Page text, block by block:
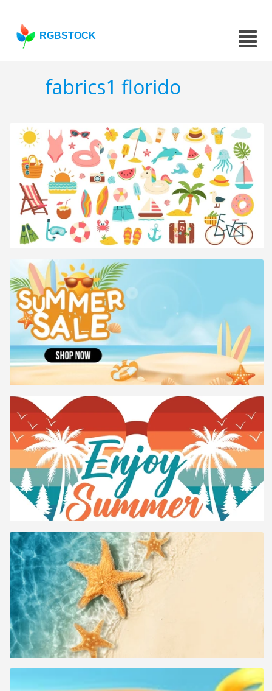
RGBSTOCK
fabrics1 florido